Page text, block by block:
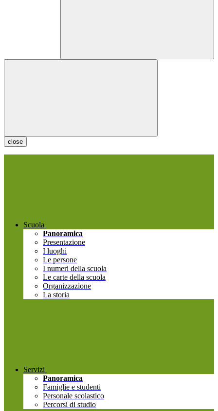
close
Scuola
Panoramica
Presentazione
I luoghi
Le persone
I numeri della scuola
Le carte della scuola
Organizzazione
La storia
Servizi
Panoramica
Famiglie e studenti
Personale scolastico
Percorsi di studio